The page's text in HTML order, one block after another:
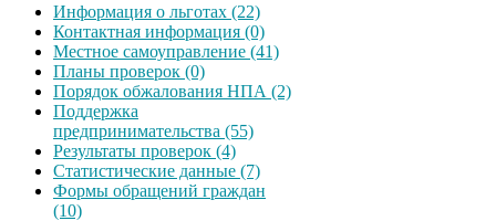
Информация о льготах (22)
Контактная информация (0)
Местное самоуправление (41)
Планы проверок (0)
Порядок обжалования НПА (2)
Поддержка
предпринимательства (55)
Результаты проверок (4)
Статистические данные (7)
Формы обращений граждан
(10)